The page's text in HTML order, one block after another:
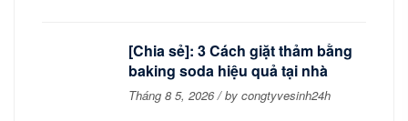
[Chia sẻ]: 3 Cách giặt thảm bằng
baking soda hiệu quả tại nhà
Tháng 8 5, 2026 / by congtyvesinh24h